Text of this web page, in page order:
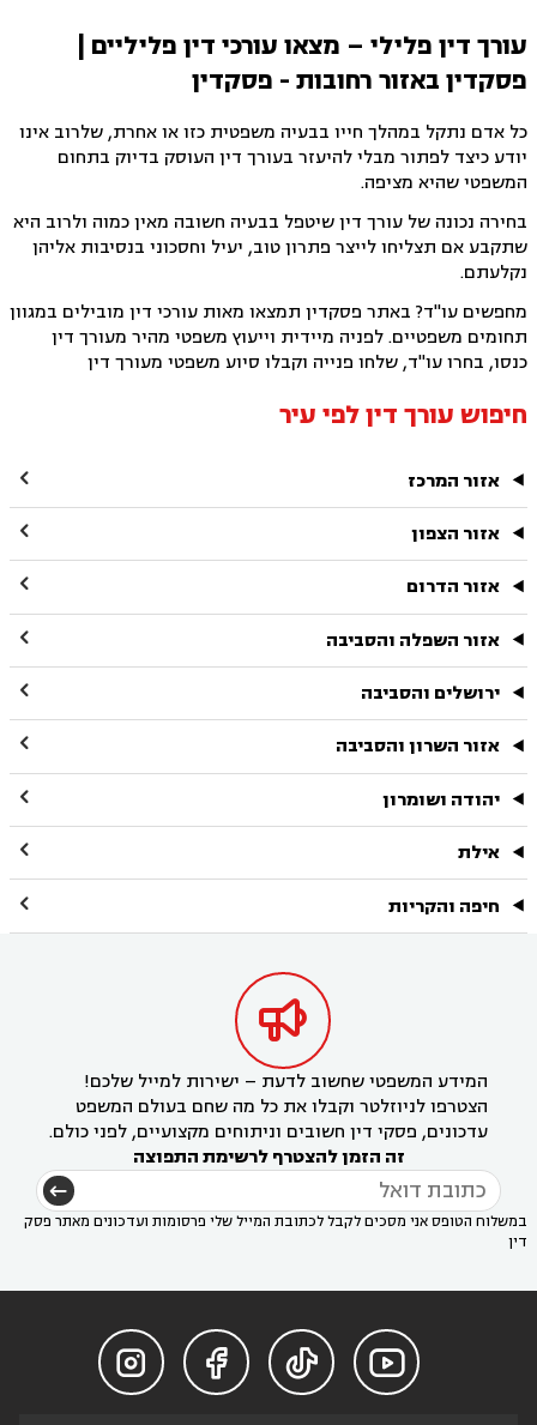
עורך דין פלילי – מצאו עורכי דין פליליים |
פסקדין באזור רחובות - פסקדין
כל אדם נתקל במהלך חייו בבעיה משפטית כזו או אחרת, שלרוב אינו
יודע כיצד לפתור מבלי להיעזר בעורך דין העוסק בדיוק בתחום
המשפטי שהיא מציפה.
בחירה נכונה של עורך דין שיטפל בבעיה חשובה מאין כמוה ולרוב היא
שתקבע אם תצליחו לייצר פתרון טוב, יעיל וחסכוני בנסיבות אליהן
נקלעתם.
מחפשים עו"ד? באתר פסקדין תמצאו מאות עורכי דין מובילים במגוון
תחומים משפטיים. לפניה מיידית וייעוץ משפטי מהיר מעורך דין
כנסו, בחרו עו"ד, שלחו פנייה וקבלו סיוע משפטי מעורך דין
חיפוש עורך דין לפי עיר
אזור המרכז 
אזור הצפון 
אזור הדרום 
אזור השפלה והסביבה 
ירושלים והסביבה 
אזור השרון והסביבה 
יהודה ושומרון 
אילת 
חיפה והקריות 

המידע המשפטי שחשוב לדעת – ישירות למייל שלכם!
הצטרפו לניוזלטר וקבלו את כל מה שחם בעולם המשפט
עדכונים, פסקי דין חשובים וניתוחים מקצועיים, לפני כולם.
זה הזמן להצטרף לרשימת התפוצה
במשלוח הטופס אני מסכים לקבל לכתובת המייל שלי פרסומות ועדכונים מאתר פסק
דין



